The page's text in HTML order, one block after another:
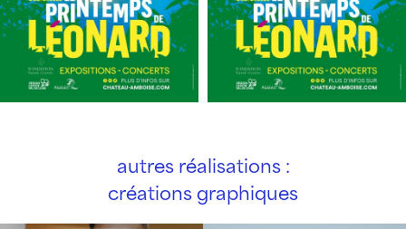
autres réalisations :
créations graphiques